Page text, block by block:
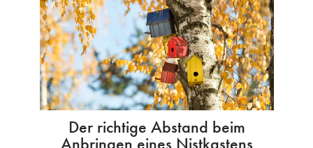
Der richtige Abstand beim
Anbringen eines Nistkastens